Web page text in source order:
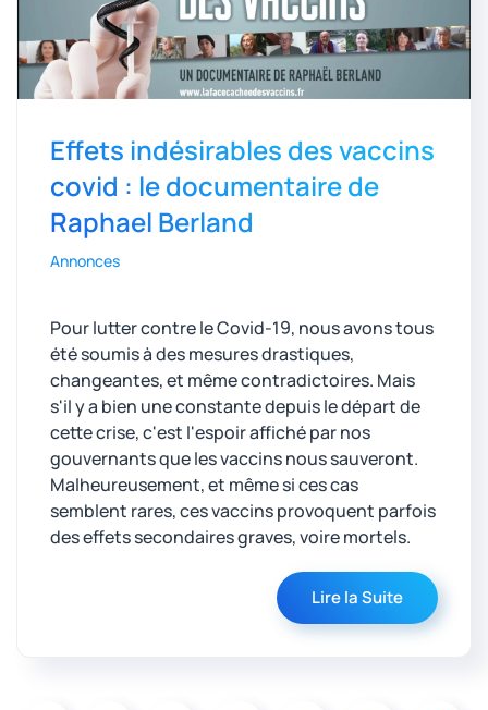
Effets indésirables des vaccins
covid : le documentaire de
Raphael Berland
Annonces
Pour lutter contre le Covid-19, nous avons tous
été soumis à des mesures drastiques,
changeantes, et même contradictoires. Mais
s'il y a bien une constante depuis le départ de
cette crise, c'est l'espoir affiché par nos
gouvernants que les vaccins nous sauveront.
Malheureusement, et même si ces cas
semblent rares, ces vaccins provoquent parfois
des effets secondaires graves, voire mortels.
Lire la Suite